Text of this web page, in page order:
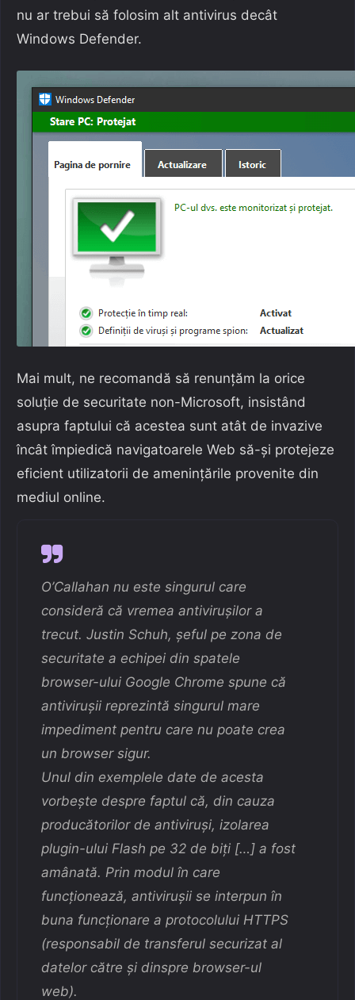
nu ar trebui să folosim alt antivirus decât
Windows Defender.
Mai mult, ne recomandă să renunțăm la orice
soluție de securitate non-Microsoft, insistând
asupra faptului că acestea sunt atât de invazive
încât împiedică navigatoarele Web să-și protejeze
eficient utilizatorii de amenințările provenite din
mediul online.
O’Callahan nu este singurul care
consideră că vremea antivirușilor a
trecut. Justin Schuh, șeful pe zona de
securitate a echipei din spatele
browser-ului Google Chrome spune că
antivirușii reprezintă singurul mare
impediment pentru care nu poate crea
un browser sigur.
Unul din exemplele date de acesta
vorbește despre faptul că, din cauza
producătorilor de antiviruși, izolarea
plugin-ului Flash pe 32 de biți […] a fost
amânată. Prin modul în care
funcționează, antivirușii se interpun în
buna funcționare a protocolului HTTPS
(responsabil de transferul securizat al
datelor către și dinspre browser-ul
web).